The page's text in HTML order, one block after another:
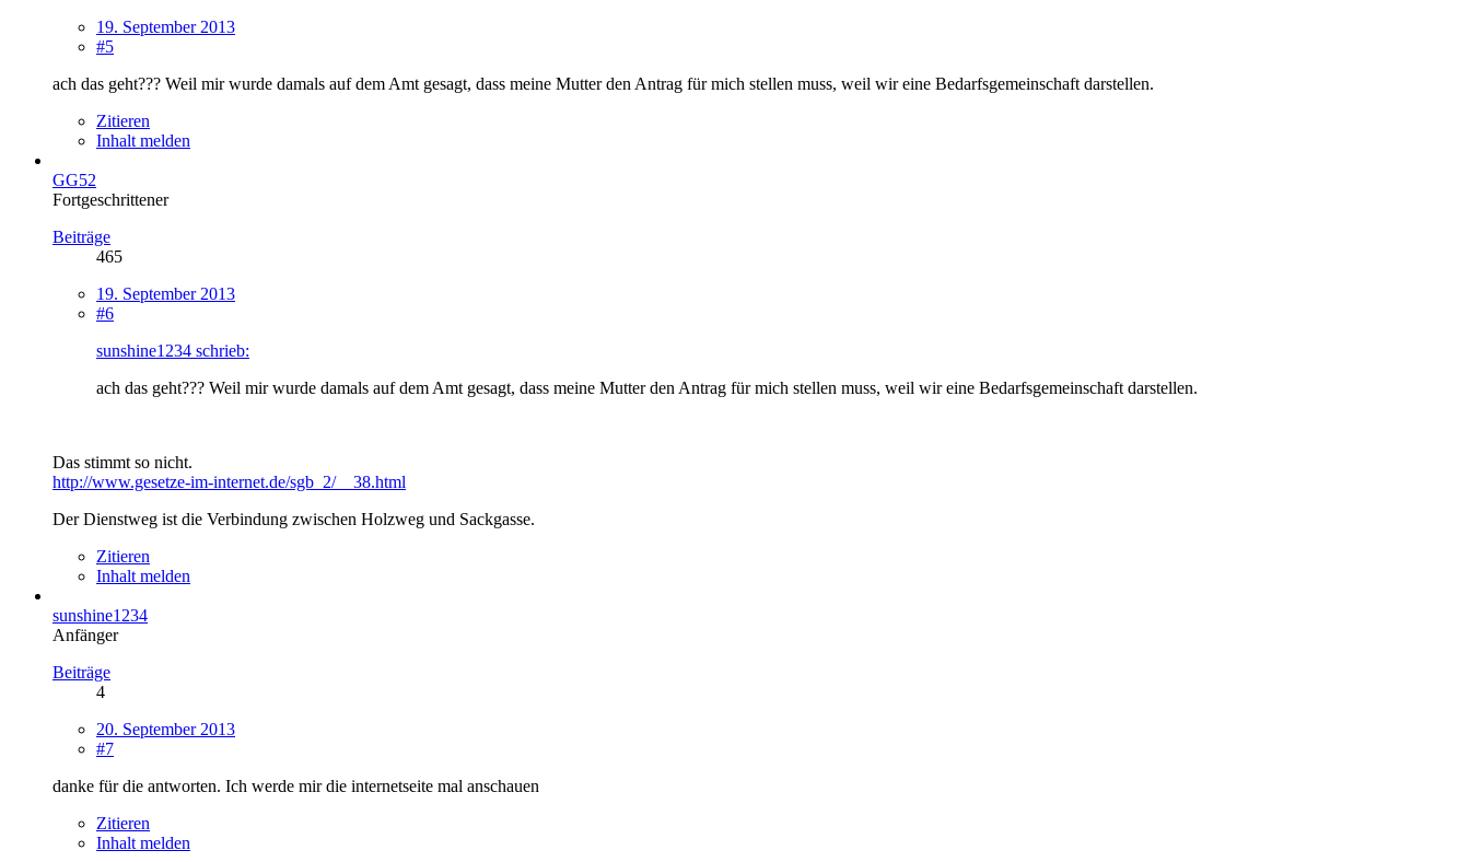
19. September 2013
#5
ach das geht??? Weil mir wurde damals auf dem Amt gesagt, dass meine Mutter den Antrag für mich stellen muss, weil wir eine Bedarfsgemeinschaft darstellen.
Zitieren
Inhalt melden
GG52
Fortgeschrittener
Beiträge
465
19. September 2013
#6
sunshine1234 schrieb:
ach das geht??? Weil mir wurde damals auf dem Amt gesagt, dass meine Mutter den Antrag für mich stellen muss, weil wir eine Bedarfsgemeinschaft darstellen.
Das stimmt so nicht.
http://www.gesetze-im-internet.de/sgb_2/__38.html
Der Dienstweg ist die Verbindung zwischen Holzweg und Sackgasse.
Zitieren
Inhalt melden
sunshine1234
Anfänger
Beiträge
4
20. September 2013
#7
danke für die antworten. Ich werde mir die internetseite mal anschauen
Zitieren
Inhalt melden